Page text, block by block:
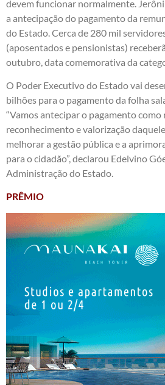
devem funcionar normalmente.
a antecipação do pagamento da
do Estado. Cerca de 280 mil
(aposentados e pensionistas)
outubro, data comemorativa da
O Poder Executivo do Estado vai
bilhões para o pagamento da folha
“Vamos antecipar o pagamento como
reconhecimento e valorização
melhorar a gestão pública e a
para o cidadão”, declarou Edelvino
Administração do Estado.
PRÊMIO